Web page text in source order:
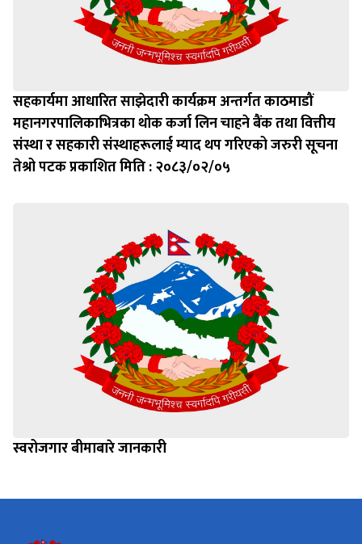
सहकार्यमा आधारित साझेदारी कार्यक्रम अन्तर्गत काठमाडौं
महानगरपालिकाभित्रका थोक कर्जा लिन चाहने बैंक तथा वित्तीय
संस्था र सहकारी संस्थाहरूलाई म्याद थप गरिएको जरुरी सूचना
तेश्रो पटक प्रकाशित मिति : २०८३/०२/०५
स्वरोजगार बीमाबारे जानकारी